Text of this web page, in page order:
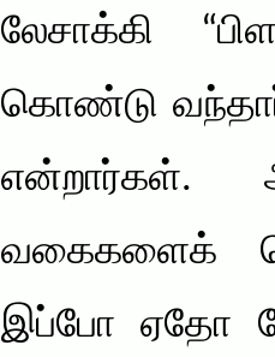
லேசாக்கி
கொண்டு
என்றார்கள்.
வகைகளைக்
இப்போ ஏதோ